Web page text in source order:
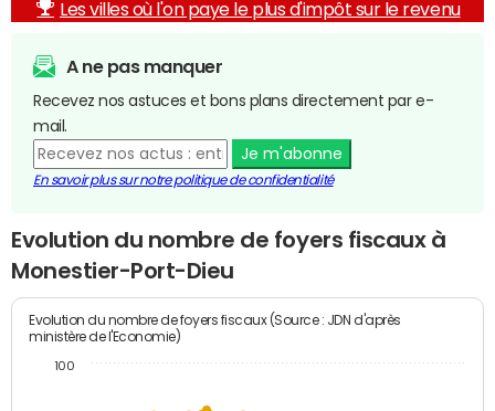
Les villes où l'on paye le plus d'impôt sur le revenu
A ne pas manquer
Recevez nos astuces et bons plans directement par e-
mail.
Je m'abonne
En savoir plus sur notre politique de confidentialité
Evolution du nombre de foyers fiscaux à
Monestier-Port-Dieu
Evolution du nombre de foyers fiscaux (Source : JDN d'après
ministère de l'Economie)
100